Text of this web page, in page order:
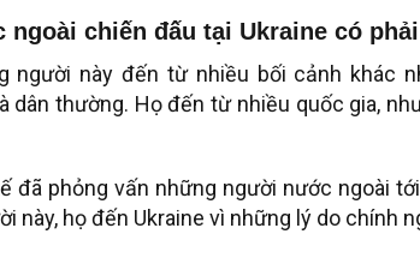
chiến đấu tại Ukraine có
người này đến từ nhiều bối cảnh khác
dân thường. Họ đến từ nhiều quốc gia,
đã phỏng vấn những người nước ngoài
này, họ đến Ukraine vì những lý do chính